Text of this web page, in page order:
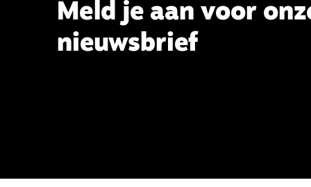
Meld je aan voor
nieuwsbrief